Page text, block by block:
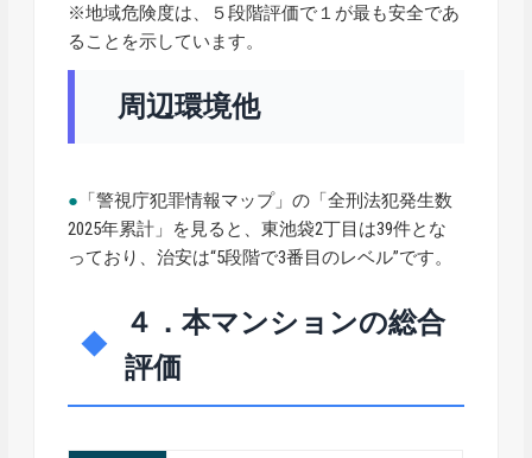
※地域危険度は、５段階評価で１が最も安全であ
ることを示しています。
周辺環境他
● 「警視庁犯罪情報マップ」の「全刑法犯発生数
2025年累計」を見ると、東池袋2丁目は39件とな
っており、治安は“5段階で3番目のレベル”です。
４．本マンションの総合
評価